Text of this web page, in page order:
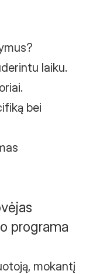
laiku.
bei
programa
mokantį